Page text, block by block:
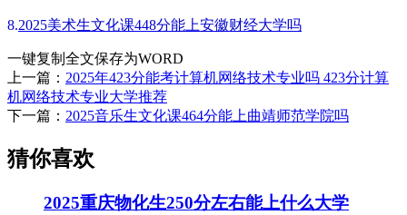
8.2025美术生文化课448分能上安徽财经大学吗
一键复制全文保存为WORD
上一篇： 2025年423分能考计算机网络技术专业吗 423分计算
机网络技术专业大学推荐
下一篇： 2025音乐生文化课464分能上曲靖师范学院吗
猜你喜欢
2025重庆物化生250分左右能上什么大学